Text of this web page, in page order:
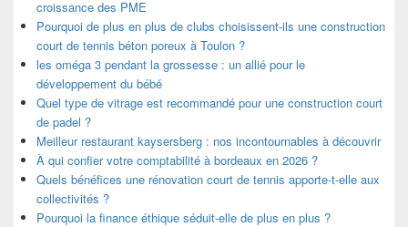
croissance des PME
Pourquoi de plus en plus de clubs choisissent-ils une construction
court de tennis béton poreux à Toulon ?
les oméga 3 pendant la grossesse : un allié pour le
développement du bébé
Quel type de vitrage est recommandé pour une construction court
de padel ?
Meilleur restaurant kaysersberg : nos incontournables à découvrir
À qui confier votre comptabilité à bordeaux en 2026 ?
Quels bénéfices une rénovation court de tennis apporte-t-elle aux
collectivités ?
Pourquoi la finance éthique séduit-elle de plus en plus ?